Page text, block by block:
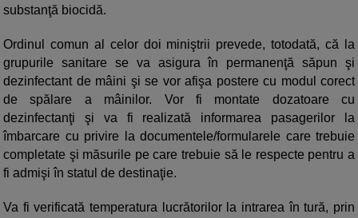
substanţă biocidă.
Ordinul comun al celor doi miniştrii prevede, totodată, că la
grupurile sanitare se va asigura în permanenţă săpun şi
dezinfectant de mâini şi se vor afişa postere cu modul corect
de spălare a mâinilor. Vor fi montate dozatoare cu
dezinfectanţi şi va fi realizată informarea pasagerilor la
îmbarcare cu privire la documentele/formularele care trebuie
completate şi măsurile pe care trebuie să le respecte pentru a
fi admişi în statul de destinaţie.
Va fi verificată temperatura lucrătorilor la intrarea în tură, prin